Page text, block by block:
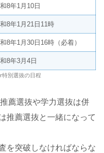
8年1月10日
8年1月21日11時
8年1月30日16時（必着）
8年3月4日
別選抜の日程
薦選抜や学力選抜は併
推薦選抜と一緒になって
を突破しなければならな